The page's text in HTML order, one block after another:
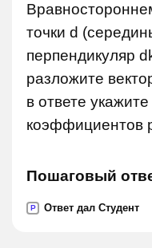
точки d
перпендикуляр
разложите
в ответе
коэффициентов
Пошаговый
P Ответ дал Студент